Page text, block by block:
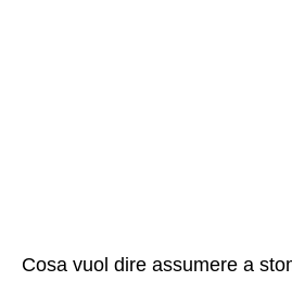
Cosa vuol dire assumere a